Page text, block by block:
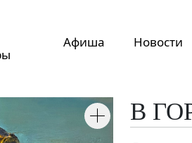
Афиша Новости
В